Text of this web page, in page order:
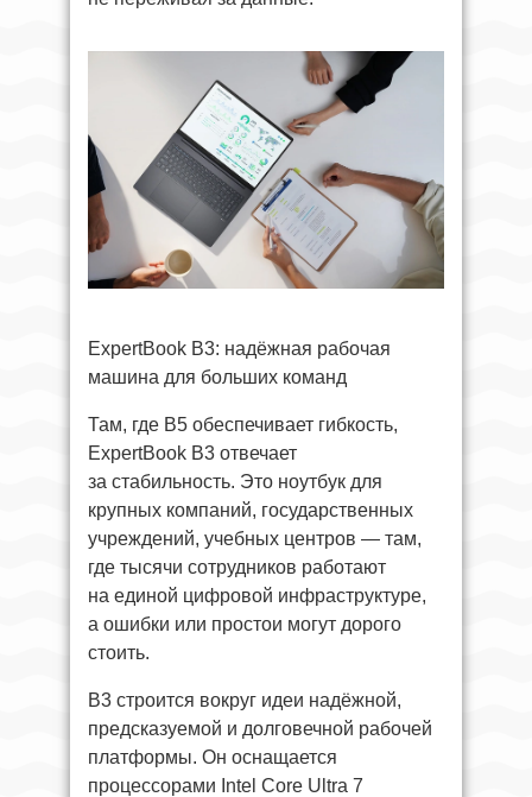
ExpertBook B3: надёжная рабочая
машина для больших команд
Там, где B5 обеспечивает гибкость,
ExpertBook B3 отвечает
за стабильность. Это ноутбук для
крупных компаний, государственных
учреждений, учебных центров — там,
где тысячи сотрудников работают
на единой цифровой инфраструктуре,
а ошибки или простои могут дорого
стоить.
B3 строится вокруг идеи надёжной,
предсказуемой и долговечной рабочей
платформы. Он оснащается
процессорами Intel Core Ultra 7